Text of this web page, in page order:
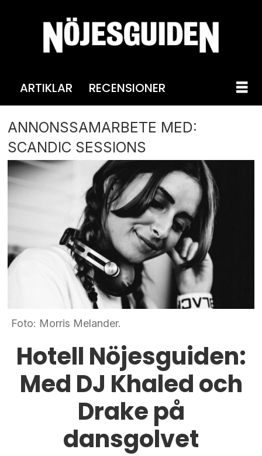
ARTIKLAR RECENSIONER
ANNONSSAMARBETE MED:
SCANDIC SESSIONS
Foto: Morris Melander.
Hotell Nöjesguiden:
Med DJ Khaled och
Drake på
dansgolvet